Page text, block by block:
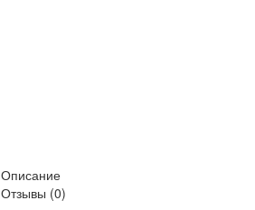
Описание
Отзывы (0)